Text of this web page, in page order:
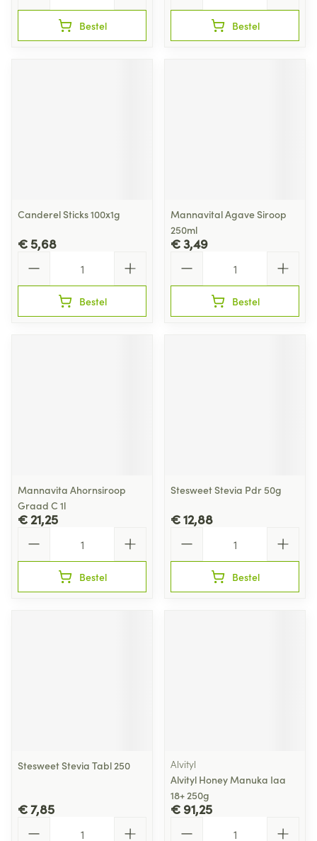
Bestel Bestel
Canderel Sticks 100x1g
€ 5,68
Bestel
Mannavital Agave Siroop
250ml
€ 3,49
Bestel
Mannavita Ahornsiroop
Graad C 1l
€ 21,25
Bestel
Stesweet Stevia Pdr 50g
€ 12,88
Bestel
Stesweet Stevia Tabl 250
€ 7,85
Alvityl
Alvityl Honey Manuka Iaa
18+ 250g
€ 91,25